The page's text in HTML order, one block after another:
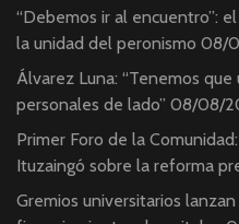
“Debemos ir al encuentro”:
la unidad del peronismo 08/
Álvarez Luna: “Tenemos
personales de lado” 08/08/
Primer Foro de la
Ituzaingó sobre la reforma
Gremios universitarios